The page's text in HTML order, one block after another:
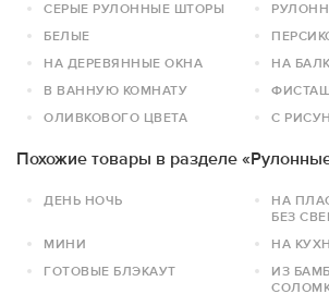
СЕРЫЕ РУЛОННЫЕ ШТОРЫ
БЕЛЫЕ
НА ДЕРЕВЯННЫЕ ОКНА
НА
В ВАННУЮ КОМНАТУ
ОЛИВКОВОГО ЦВЕТА
С
Похожие товары в разделе
ДЕНЬ НОЧЬ
НА
БЕЗ
МИНИ
НА
ГОТОВЫЕ БЛЭКАУТ
ИЗ